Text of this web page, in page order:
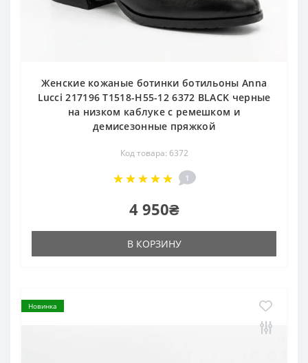
Женские кожаные ботинки ботильоны Anna
Lucci 217196 T1518-H55-12 6372 BLACK черные
на низком каблуке с ремешком и
демисезонные пряжкой
Код товара: 6372
1
4 950₴
В КОРЗИНУ
Новинка